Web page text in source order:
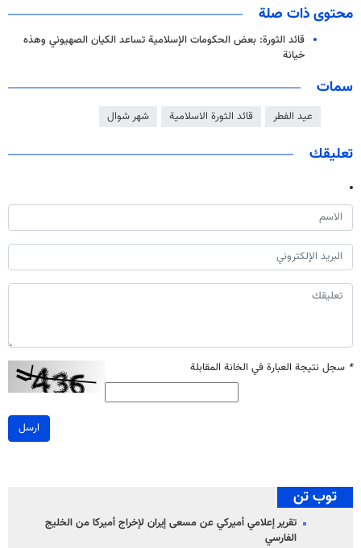
محتوى ذات صلة
قائد الثورة: بعض الحكومات الإسلامية تساعد الكيان الصهيوني وهذه
خيانة
سمات
عيد الفطر قائد الثورة الاسلامية شهر شوال
تعليقك
* سجل نتيجة العبارة في الخانة المقابلة
ارسل
توب تن
تقرير إعلامي أميركي عن مسعى إيران لإخراج أميركا من الخليج
الفارسي